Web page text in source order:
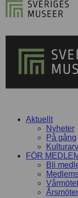
Aktuellt
Nyheter
På gång
FÖR
Bli